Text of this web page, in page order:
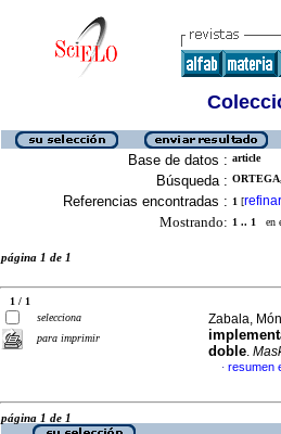
Base de datos : article
Búsqueda :
Referencias encontradas : 1 [refinar
Mostrando: 1 .. 1 en
página 1 de 1
1 / 1
selecciona
para imprimir
Zabala,
doble.
· resumen
página 1 de 1